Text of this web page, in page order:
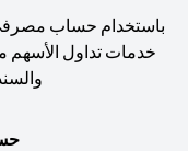
باستخدام حساب
خدمات تداول الأسهم